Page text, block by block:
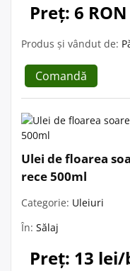
Preț: 6 RON
Produs și vândut de:
Comandă
Ulei de floarea
rece 500ml
Categorie: Uleiuri
În: Sălaj
Preț: 13